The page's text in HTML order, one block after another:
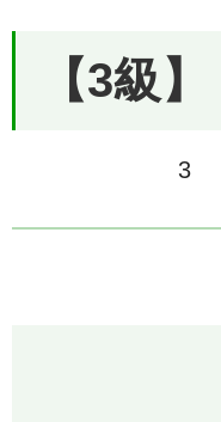
【3級】
3